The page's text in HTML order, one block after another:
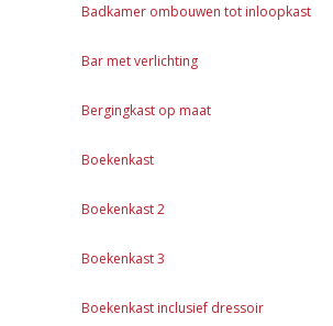
Badkamer ombouwen tot inloopkast
Bar met verlichting
Bergingkast op maat
Boekenkast
Boekenkast 2
Boekenkast 3
Boekenkast inclusief dressoir